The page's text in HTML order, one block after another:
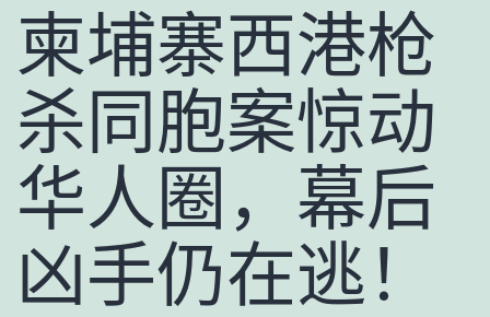
柬埔寨西港枪
杀同胞案惊动
华人圈，幕后
凶手仍在逃！